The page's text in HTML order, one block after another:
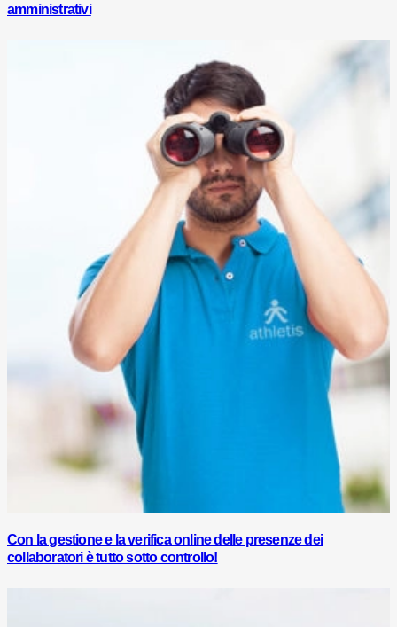
amministrativi
Con la gestione e la verifica online delle presenze dei
collaboratori è tutto sotto controllo!